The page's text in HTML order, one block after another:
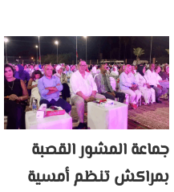
جماعة المشور القصبة
بمراكش تنظم أمسية